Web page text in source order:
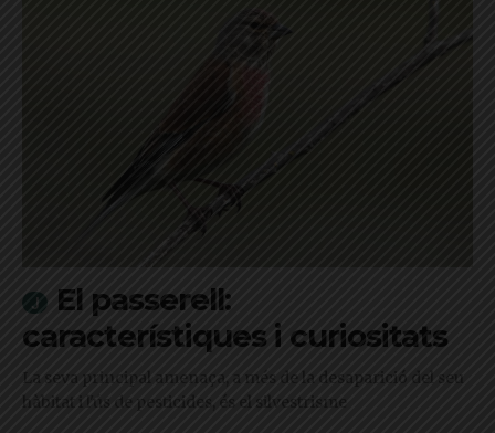
El passerell:
característiques i curiositats
La seva principal amenaça, a més de la desaparició del seu
hàbitat i l'ús de pesticides, és el silvestrisme